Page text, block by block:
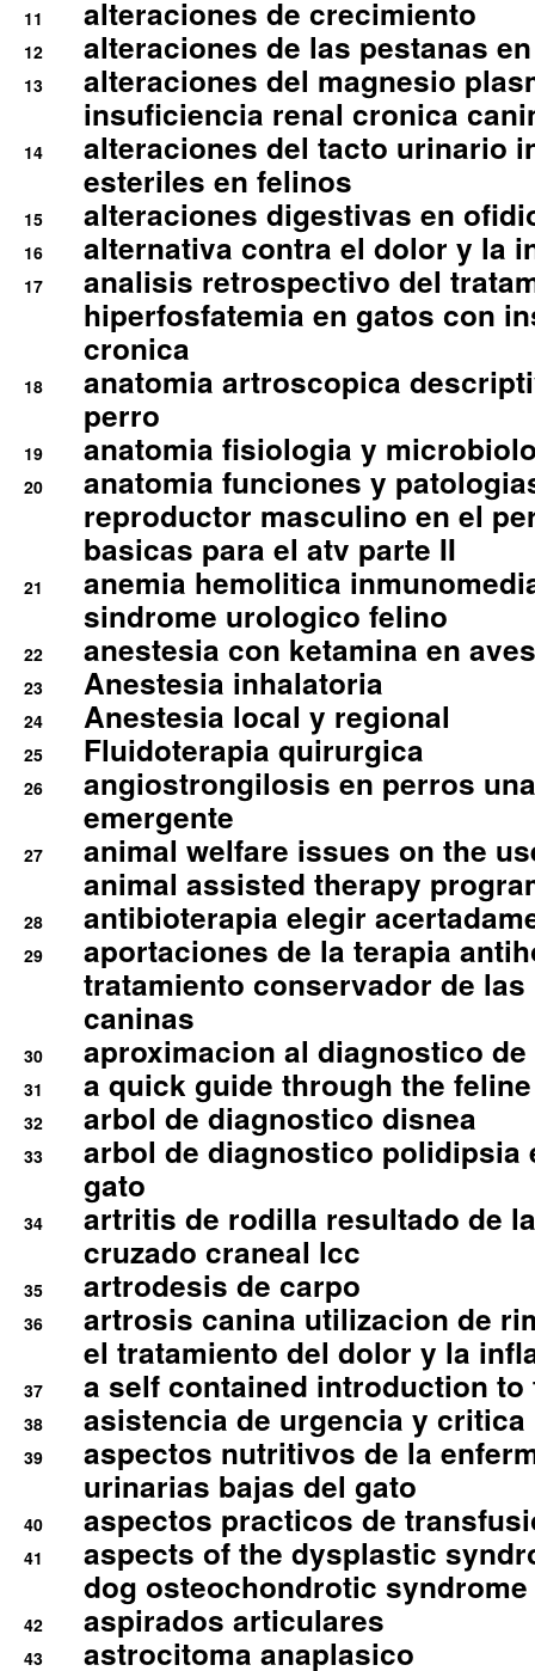
11 alteraciones de crecimiento
12 alteraciones de las pestanas
13
alteraciones del magnesio
insuficiencia renal cronica
14
alteraciones del tacto urinario
esteriles en felinos
15 alteraciones digestivas en
16 alternativa contra el dolor y la
17
analisis retrospectivo del
hiperfosfatemia en gatos con
cronica
18
anatomia artroscopica
perro
19 anatomia fisiologia y
20
anatomia funciones y
reproductor masculino en el
basicas para el atv parte II
21
anemia hemolitica
sindrome urologico felino
22 anestesia con ketamina en
23 Anestesia inhalatoria
24 Anestesia local y regional
25 Fluidoterapia quirurgica
26
angiostrongilosis en perros
emergente
27
animal welfare issues on the
animal assisted therapy
28 antibioterapia elegir
29
aportaciones de la terapia
tratamiento conservador de
caninas
30 aproximacion al diagnostico
31 a quick guide through the
32 arbol de diagnostico disnea
33
arbol de diagnostico polidipsia
gato
34
artritis de rodilla resultado de
cruzado craneal lcc
35 artrodesis de carpo
36
artrosis canina utilizacion de
el tratamiento del dolor y la
37 a self contained introduction
38 asistencia de urgencia y
39
aspectos nutritivos de la
urinarias bajas del gato
40 aspectos practicos de
41
aspects of the dysplastic
dog osteochondrotic syndrome
42 aspirados articulares
43
astrocitoma anaplasico